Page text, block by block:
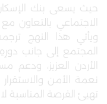
حيث يسعى بنك
الاجتماعي
ويأتي هذا النهج
المجتمع إلى جانب
الأردن العزيز، ودعم
نعمة الأمن
تهيئ الفرصة المناسبة